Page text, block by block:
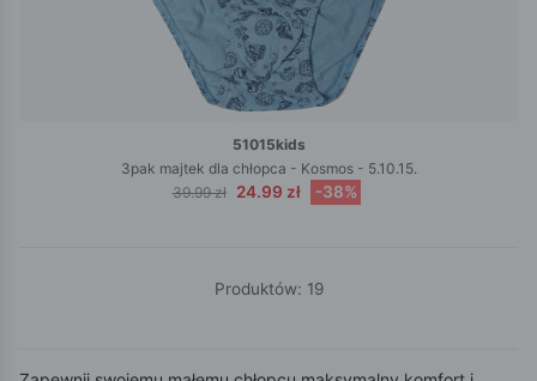
51015kids
3pak majtek dla chłopca - Kosmos - 5.10.15.
39.99 zł
24.99 zł -38%
Produktów: 19